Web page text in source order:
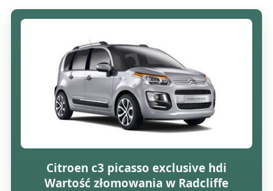
Citroen c3 picasso exclusive hdi
Wartość złomowania w Radcliffe